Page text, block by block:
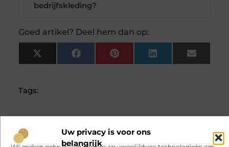
Uw privacy is voor ons
belangrijk
bedrijfskleding?
Goed artikel? Deel hem dan op:
X
(Twitter)
FacebookPinterest LinkedIn Email
Tags:
Verken onze aanbevolen
jou.